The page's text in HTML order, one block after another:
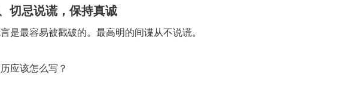
切忌说谎，保持真诚
是最容易被戳破的。最高明的间谍从不说谎。
应该怎么写？